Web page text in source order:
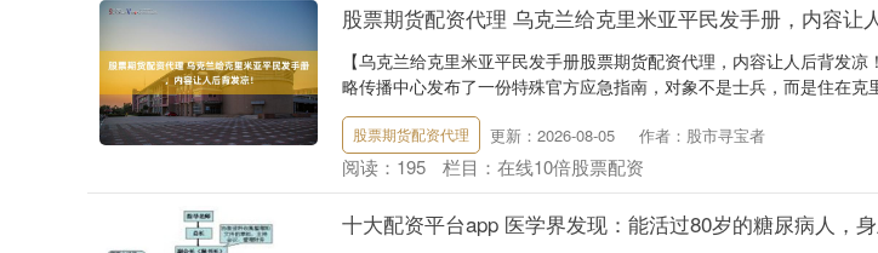
股票期货配资代理 乌克兰给克里米亚平民发手册，内容让
【乌克兰给克里米亚平民发手册股票期货配资代理，内容让人后背发
略传播中心发布了一份特殊官方应急指南，对象不是士兵，而是住在克
股票期货配资代理 更新：2026-08-05 作者：股市寻宝者
阅读： 195 栏目： 在线10倍股票配资
十大配资平台app 医学界发现：能活过80岁的糖尿病人，